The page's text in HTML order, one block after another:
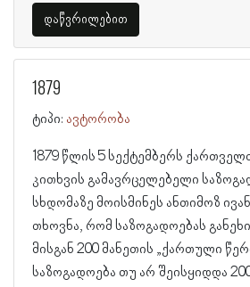
დაწვრილებით
1879
ტიპი: ავტორობა
1879 წლის 5 სექტემბერს
კითხვის გამავრცელებელი
სხდომაზე მოისმინეს ანთიმოზ
თხოვნა, რომ საზოგადოებას
მისგან 200 მანეთის „ქართული
საზოგადოება თუ არ შეისყიდდა